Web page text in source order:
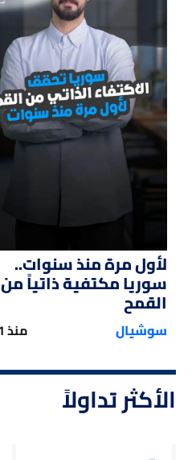
01:33
لأول مرة منذ سنوات..
سوريا مكتفية ذاتياً من
القمح
سوشيال منذ 1 يوم
الأكثر تداولاً